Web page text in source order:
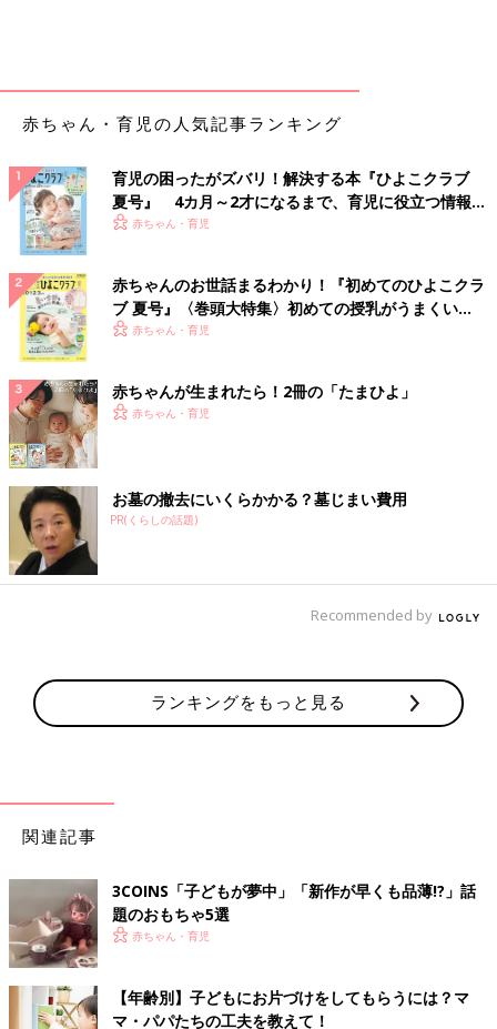
3歳代／簡単なお片づけルールを作り、登園準備にもチャ
レンジ！
色別のかごなどを複数用意して、“お人形は赤いかご”“おままごと
は青いかご”など、子どもにもわかりやすいお片づけルールをつ
くりましょう。
子ども1人で登園準備ができるように促して。
4～5歳代／就学準備の一環として、コーナーにテーブルを
置いても
床に座ったりして遊んだほうが楽しいことと、テーブルに向かっ
て取り組みたいことの区別がつくようになる時期。机に向かう習
慣が楽しく身につくように、コーナーに小さいテーブルを置い
て、お絵描きや折り紙などはテーブルで行うようにしましょう。
子ども用椅子は置いたほうがベターですが、スペースがなければ
床に座ってもOK。
マ・パパもいますが、実際は、低学年のうちは子ども部屋をつく
っても使わないケースが多いもの。今は“リビング学習”が主流。
とくに１年生は宿題、鉛筆の持ち方やひらがな、漢字の書き順、
慣にするとよいでしょう。
すが大丈夫。小学校高学年になれば、自然と自立していきます。
関連：小学生、子どもだけで遊ばせるのはいつから？
2～3歳ごろになると、子どもは少し隠れた場所で遊ぶことを好む
ようにもなります。そうした場所のほうがリラックスできたり、
し隠れられる場所をつくる園もあります。家庭でもベビー＆キッ
赤ちゃん・育児の人気記事ランキング
育児の困ったがズバリ！解決する本『ひよこクラブ
夏号』 4カ月～2才になるまで、育児に役立つ情報が
いっぱい！
赤ちゃん・育児
赤ちゃんのお世話まるわかり！『初めてのひよこクラ
ブ 夏号』〈巻頭大特集〉初めての授乳がうまくい
く！ おっぱい・ミルクの基本と夏のトラブル 解決テ
赤ちゃん・育児
赤ちゃんが生まれたら！2冊の「たまひよ」
赤ちゃん・育児
お墓の撤去にいくらかかる？墓じまい費用
PR(くらしの話題)
Recommended by
ランキングをもっと見る
関連記事
3COINS「子どもが夢中」「新作が早くも品薄!?」話
題のおもちゃ5選
赤ちゃん・育児
【年齢別】子どもにお片づけをしてもらうには？マ
マ・パパたちの工夫を教えて！